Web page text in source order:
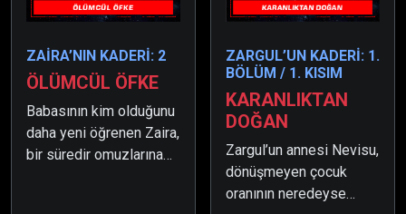
ZAİRA’NIN KADERİ: 2
ÖLÜMCÜL ÖFKE
Babasının kim olduğunu
daha yeni öğrenen Zaira,
bir süredir omuzlarına
ZARGUL’UN KADERİ: 1.
BÖLÜM / 1. KISIM
KARANLIKTAN
DOĞAN
Zargul’un annesi Nevisu,
dönüşmeyen çocuk
oranının neredeyse